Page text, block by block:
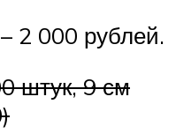
2 000 рублей.
штук, 9 см